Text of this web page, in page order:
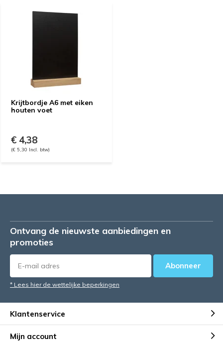
Krijtbordje A6 met eiken
houten voet
€ 4,38
(€ 5,30 Incl. btw)
Ontvang de nieuwste aanbiedingen en
promoties
Abonneer
* Lees hier de wettelijke beperkingen
Klantenservice
Mijn account